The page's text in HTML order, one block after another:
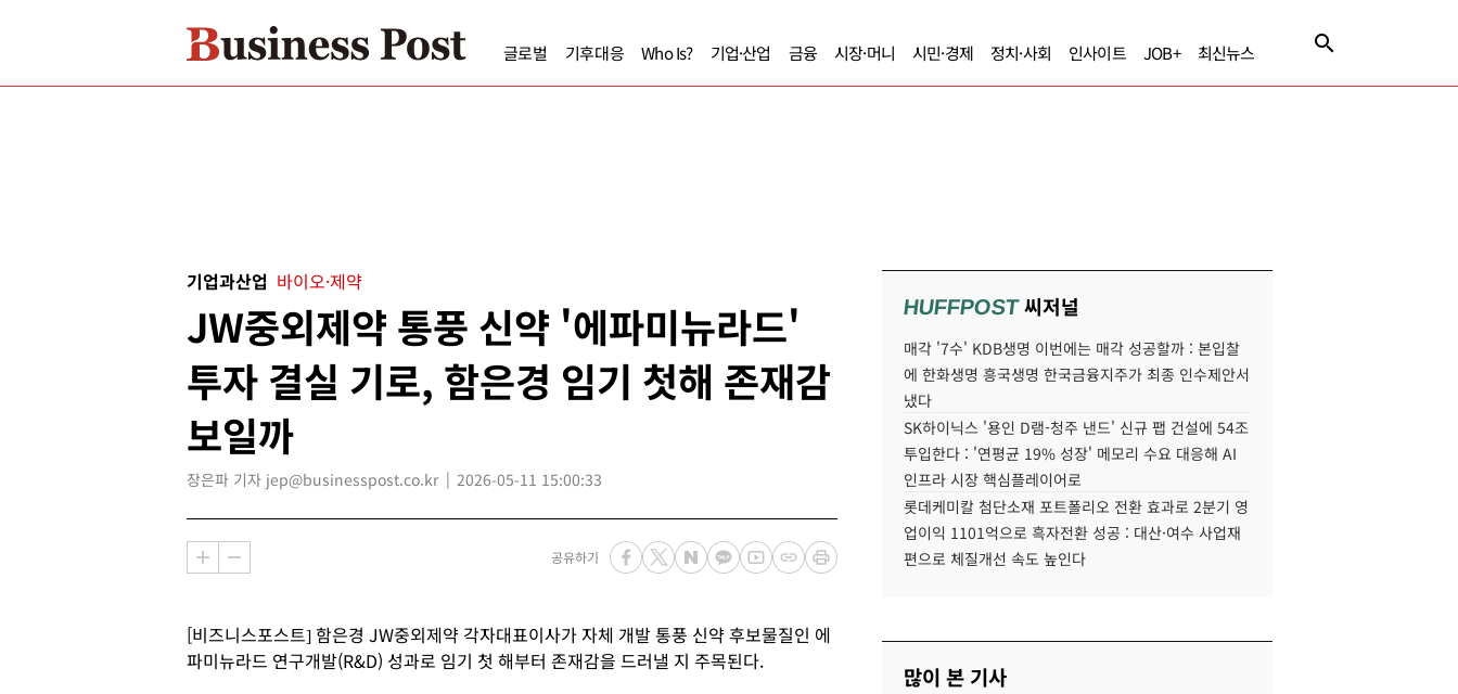
글로벌 기후대응 Who Is? 기업·산업 금융 시장·머니 시민·경제 정치·사회 인사이트 JOB+ 최신뉴스
기업과산업 바이오·제약
JW중외제약 통풍 신약 '에파미뉴라드'
투자 결실 기로, 함은경 임기 첫해 존재감
보일까
장은파 기자 jep@businesspost.co.kr 2026-05-11 15:00:33
공유하기
[비즈니스포스트] 함은경 JW중외제약 각자대표이사가 자체 개발 통풍 신약 후보물질인 에
파미뉴라드 연구개발(R&D) 성과로 임기 첫 해부터 존재감을 드러낼 지 주목된다.
HUFFPOST씨저널
매각 '7수' KDB생명 이번에는 매각 성공할까 : 본입찰
에 한화생명 흥국생명 한국금융지주가 최종 인수제안서
냈다
SK하이닉스 '용인 D램-청주 낸드' 신규 팹 건설에 54조
투입한다 : '연평균 19% 성장' 메모리 수요 대응해 AI
인프라 시장 핵심플레이어로
롯데케미칼 첨단소재 포트폴리오 전환 효과로 2분기 영
업이익 1101억으로 흑자전환 성공 : 대산·여수 사업재
편으로 체질개선 속도 높인다
많이 본 기사